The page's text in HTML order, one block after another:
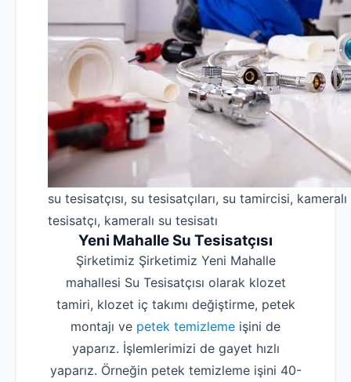
su tesisatçısı, su tesisatçıları, su tamircisi,
tesisatçı, kameralı su tesisatı
Yeni Mahalle Su Tesisatçısı
Şirketimiz Şirketimiz Yeni Mahalle
mahallesi Su Tesisatçısı olarak klozet
tamiri, klozet iç takımı değiştirme, petek
montajı ve petek temizleme işini de
yaparız. İşlemlerimizi de gayet hızlı
yaparız. Örneğin petek temizleme işini 40-